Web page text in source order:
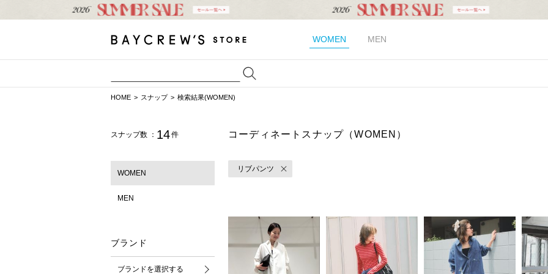
WOMEN MEN
HOME スナップ 検索結果(WOMEN)
スナップ数 ： 14件
WOMEN
MEN
ブランド
ブランドを選択する
コーディネートスナップ（WOMEN）
リブパンツ